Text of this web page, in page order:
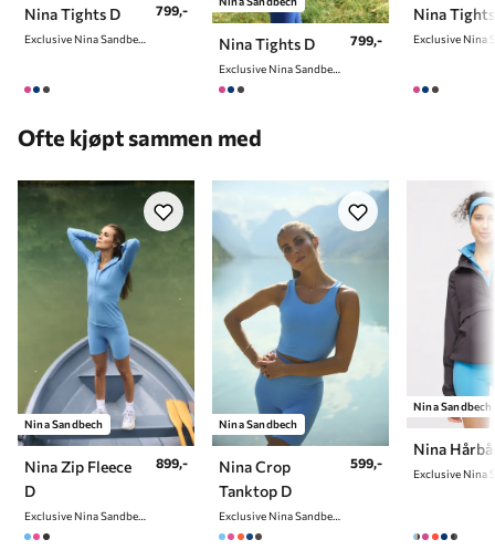
Nina Tights D
Exclusive Nina Sandbech Edition
799,-
Nina Tights D
Exclusive Nina Sandbech Edition
799,-
Nina
Ofte kjøpt sammen med
Nina Sandbech
Nina Zip Fleece
D
Exclusive Nina Sandbech Edition
899,-
Nina Sandbech
Nina Crop
Tanktop D
Exclusive Nina Sandbech Edition
599,-
Nina Sandbech
Nina